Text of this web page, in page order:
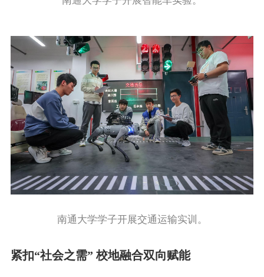
南通大学学子开展交通运输实训。
紧扣“社会之需” 校地融合双向赋能